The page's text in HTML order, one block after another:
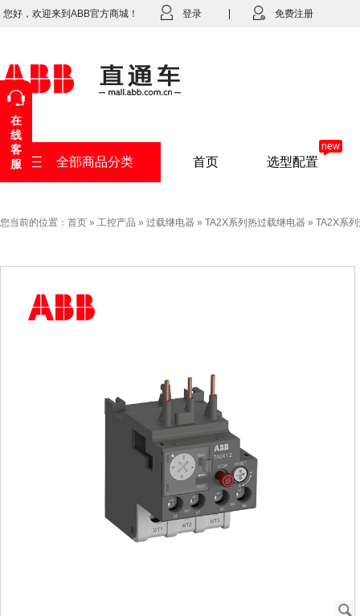
您好，欢迎来到ABB官方商城！ 登录 免费注册
全部商品分类 首页 选型配置
new
您当前的位置： 首页 » 工控产品 » 过载继电器 » TA2X系列热过载继电器 » TA2X系
J
在
线
客
服